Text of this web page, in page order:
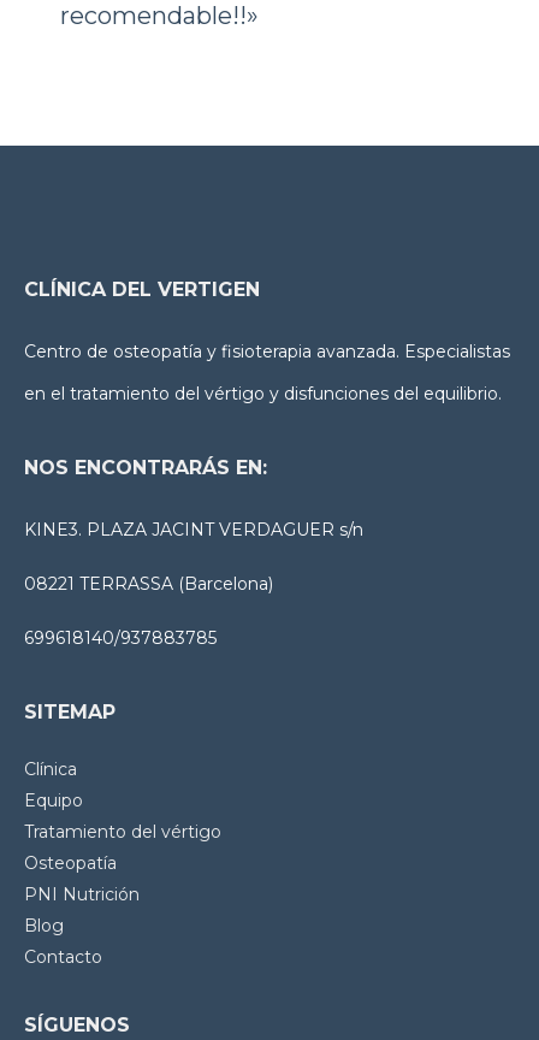
recomendable!!»
CLÍNICA DEL VERTIGEN
Centro de osteopatía y fisioterapia avanzada. Especialistas
en el tratamiento del vértigo y disfunciones del equilibrio.
NOS ENCONTRARÁS EN:
KINE3. PLAZA JACINT VERDAGUER s/n
08221 TERRASSA (Barcelona)
699618140/937883785
SITEMAP
Clínica
Equipo
Tratamiento del vértigo
Osteopatía
PNI Nutrición
Blog
Contacto
SÍGUENOS